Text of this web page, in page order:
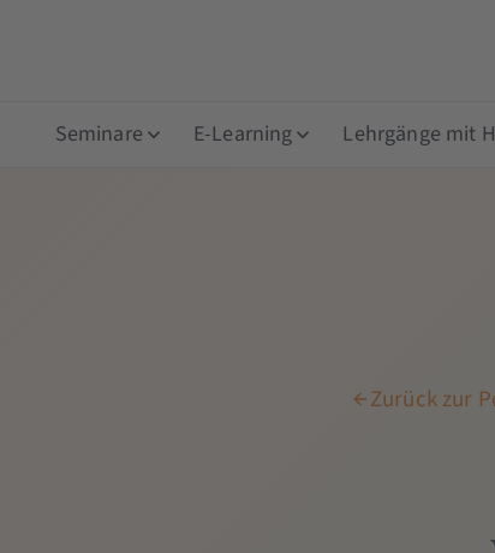
Seminare E-Learning Lehrgänge mit
Zurück zur